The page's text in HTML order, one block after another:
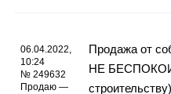
06.04.2022,
10:24
№ 249632
Продаю —
Продажа от
НЕ